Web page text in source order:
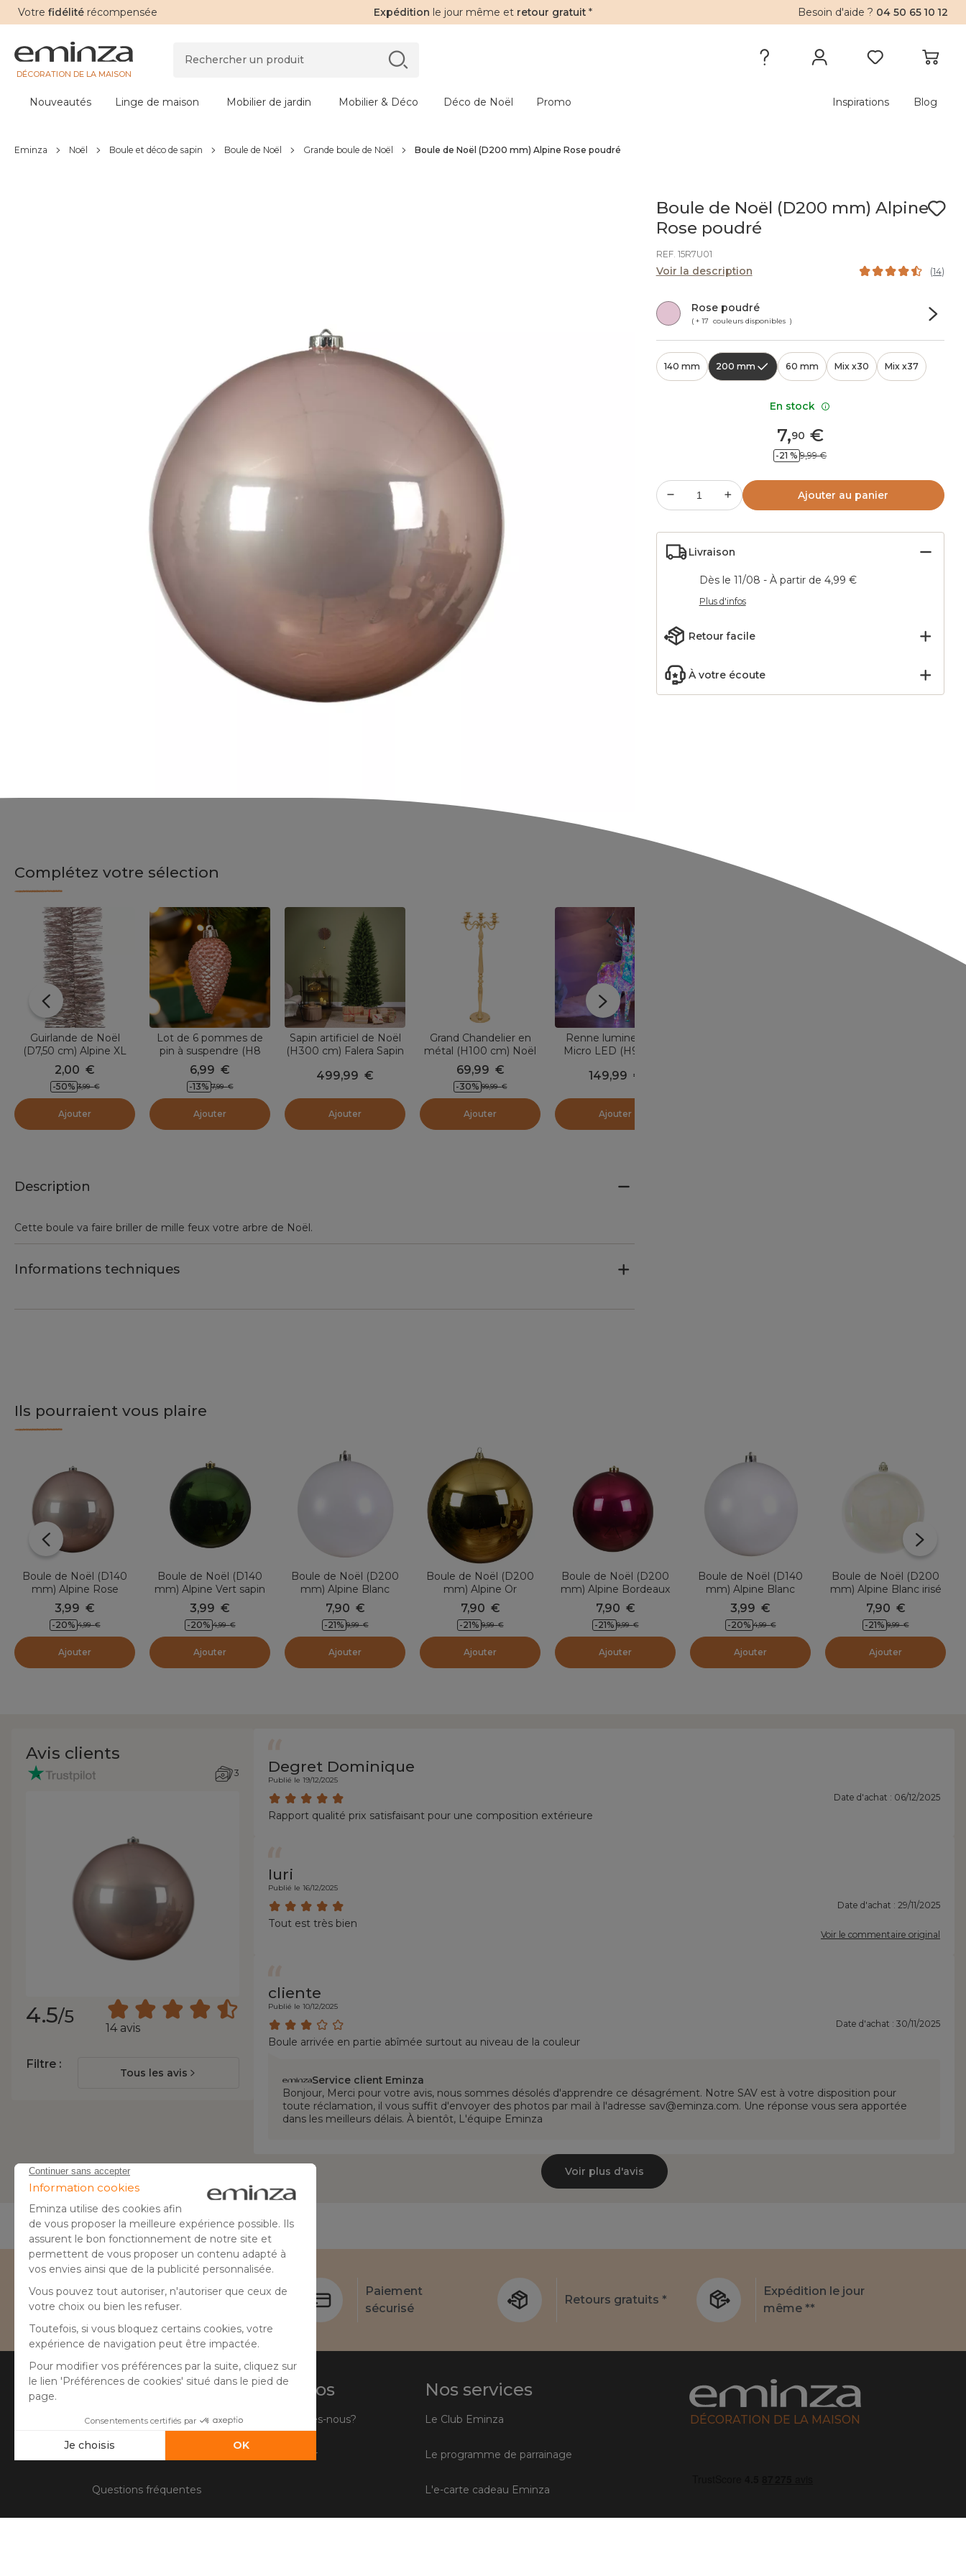
Votre fidélité récompensée Expédition le jour même et retour gratuit * Besoin d'aide ? 04 50 65 10 12
DÉCORATION DE LA MAISON
Nouveautés Linge de maison Mobilier de jardin Mobilier & Déco Déco de Noël Promo Inspirations Blog
Eminza Noël Boule et déco de sapin Boule de Noël Grande boule de Noël Boule de Noël (D200 mm) Alpine Rose poudré
Boule de Noël (D200 mm) Alpine
Rose poudré
REF. 15R7U01
Voir la description (14)
Rose poudré
( + 17 couleurs disponibles )
140 mm 200 mm 60 mm Mix x30 Mix x37
7,90 €
-21 % 9,99 €
Ajouter au panier
Livraison
Dès le 11/08 - À partir de 4,99 €
Plus d'infos
Retour facile
À votre écoute
Complétez votre sélection
Guirlande de Noël
(D7,50 cm) Alpine XL
Rose poudré
2,00 €
-50% 3,99 €
Ajouter
Lot de 6 pommes de
pin à suspendre (H8
cm) Alpine Rose poudré
6,99 €
-13% 7,99 €
Ajouter
Sapin artificiel de Noël
(H300 cm) Falera Sapin
499,99 €
Ajouter
Grand Chandelier en
métal (H100 cm) Noël
festif Doré
69,99 €
-30% 99,99 €
Ajouter
Renne lumineux 90
Micro LED (H90 cm)
149,99 €
Ajouter
Description
Cette boule va faire briller de mille feux votre arbre de Noël.
Informations techniques
Ils pourraient vous plaire
Boule de Noël (D140
mm) Alpine Rose
poudré
3,99 €
-20% 4,99 €
Ajouter
Boule de Noël (D140
mm) Alpine Vert sapin
3,99 €
-20% 4,99 €
Ajouter
Boule de Noël (D200
mm) Alpine Blanc
7,90 €
-21% 9,99 €
Ajouter
Boule de Noël (D200
mm) Alpine Or
7,90 €
-21% 9,99 €
Ajouter
Boule de Noël (D200
mm) Alpine Bordeaux
7,90 €
-21% 9,99 €
Ajouter
Boule de Noël (D140
mm) Alpine Blanc
3,99 €
-20% 4,99 €
Ajouter
Boule de Noël (D200
mm) Alpine Blanc irisé
7,90 €
-21% 9,99 €
Ajouter
Avis clients
3
4.5/5
14 avis
Filtre :
Tous les avis
Degret Dominique
Publié le 19/12/2025
Date d'achat : 06/12/2025
Rapport qualité prix satisfaisant pour une composition extérieure
Iuri
Publié le 16/12/2025
Date d'achat : 29/11/2025
Tout est très bien
Voir le commentaire original
cliente
Publié le 10/12/2025
Date d'achat : 30/11/2025
Boule arrivée en partie abîmée surtout au niveau de la couleur
Service client Eminza
Bonjour, Merci pour votre avis, nous sommes désolés d'apprendre ce désagrément. Notre SAV est à votre disposition pour
toute réclamation, il vous suffit d'envoyer des photos par mail à l'adresse sav@eminza.com. Une réponse vous sera apportée
dans les meilleurs délais. À bientôt, L'équipe Eminza
Voir plus d'avis
Besoin d'aide ?
04 50 65 10 12
Paiement
sécurisé
Retours gratuits *
Expédition le jour
même **
Aide
Suivre ma commande
Questions fréquentes
A propos
Qui sommes-nous?
Côté Atelier
Nos services
Le Club Eminza
Le programme de parrainage
L'e-carte cadeau Eminza
DÉCORATION DE LA MAISON